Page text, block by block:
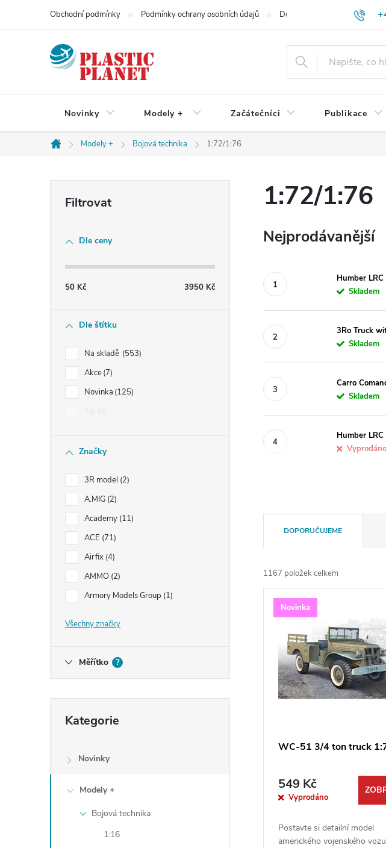
Obchodní podmínky Podmínky ochrany osobních údajů Dodací a platební podmínky
Novinky Modely + Začátečníci Publikace
Domů
Modely + Bojová technika 1:72/1:76
Dle ceny
50 Kč 3950 Kč
Dle štítku
Na skladě 553
Akce 7
Novinka 125
Značky
3R model 2
A.MIG 2
Academy 11
ACE 71
Airfix 4
AMMO 2
Armory Models Group 1
Všechny značky
Měřítko ?
kategorie
Kategorie
Novinky
Modely +
Bojová technika
1:16
1:72/1:76
Nejprodávanější
Humber
Skladem
3Ro Truck
Skladem
Carro
Skladem
Humber
Vyprodáno
a
z
e
DOPORUČUJEME
1167 položek celkem
VNovinka
WC-51 3/4 ton truck
549 Kč
Vyprodáno
Postavte si detailní model
amerického vojenského